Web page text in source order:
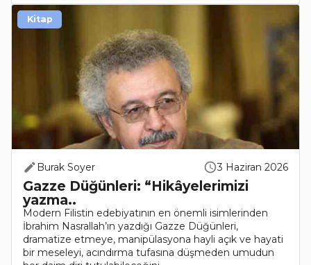
Burak Soyer 3 Haziran 2026
Gazze Düğünleri: “Hikâyelerimizi
yazma..
Modern Filistin edebiyatının en önemli isimlerinden
İbrahim Nasrallah’ın yazdığı Gazze Düğünleri,
dramatize etmeye, manipülasyona hayli açık ve hayati
bir meseleyi, acındırma tufasına düşmeden umudun
Kitap